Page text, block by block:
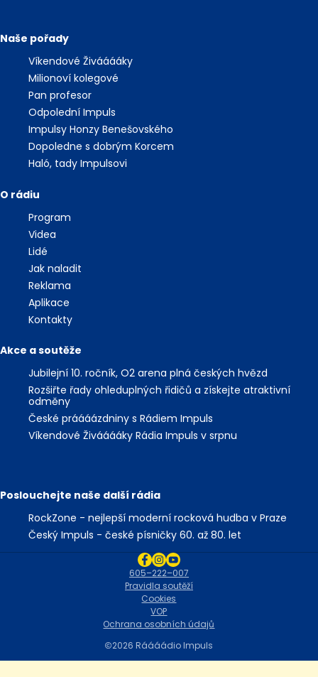
Naše pořady
Víkendové Živááááky
Milionoví kolegové
Pan profesor
Odpolední Impuls
Impulsy Honzy Benešovského
Dopoledne s dobrým Korcem
Haló, tady Impulsovi
O rádiu
Program
Videa
Lidé
Jak naladit
Reklama
Aplikace
Kontakty
Akce a soutěže
Jubilejní 10. ročník, O2 arena plná českých hvězd
Rozšiřte řady ohleduplných řidičů a získejte atraktivní
odměny
České práááázdniny s Rádiem Impuls
Víkendové Živááááky Rádia Impuls v srpnu
Poslouchejte naše další rádia
RockZone - nejlepší moderní rocková hudba v Praze
Český Impuls - české písničky 60. až 80. let
2026 Ráááádio Impuls
Ochrana osobních údajů
VOP
Cookies
Pravidla soutěží
605–222–007